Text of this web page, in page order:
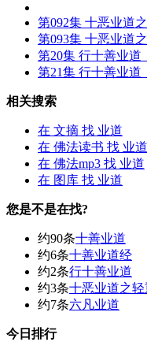
第092集 十恶业道
第093集 十恶业道
第20集 行十善业道
第21集 行十善业道
相关搜索
在 文摘 找 业道
在 佛法读书 找 业道
在 佛法mp3 找 业道
在 图库 找 业道
您是不是在找?
约90条十善业道
约6条十善业道经
约2条行十善业道
约3条十恶业道之轻
约7条六凡业道
今日排行